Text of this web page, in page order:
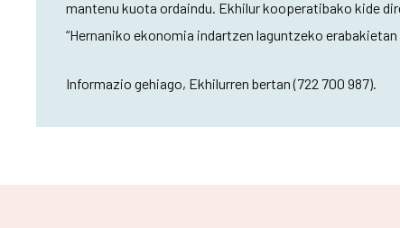
mantenu kuota ordaindu. Ekhilur kooperatibako kide
“Hernaniko ekonomia indartzen laguntzeko
Informazio gehiago, Ekhilurren bertan (722 700 987).